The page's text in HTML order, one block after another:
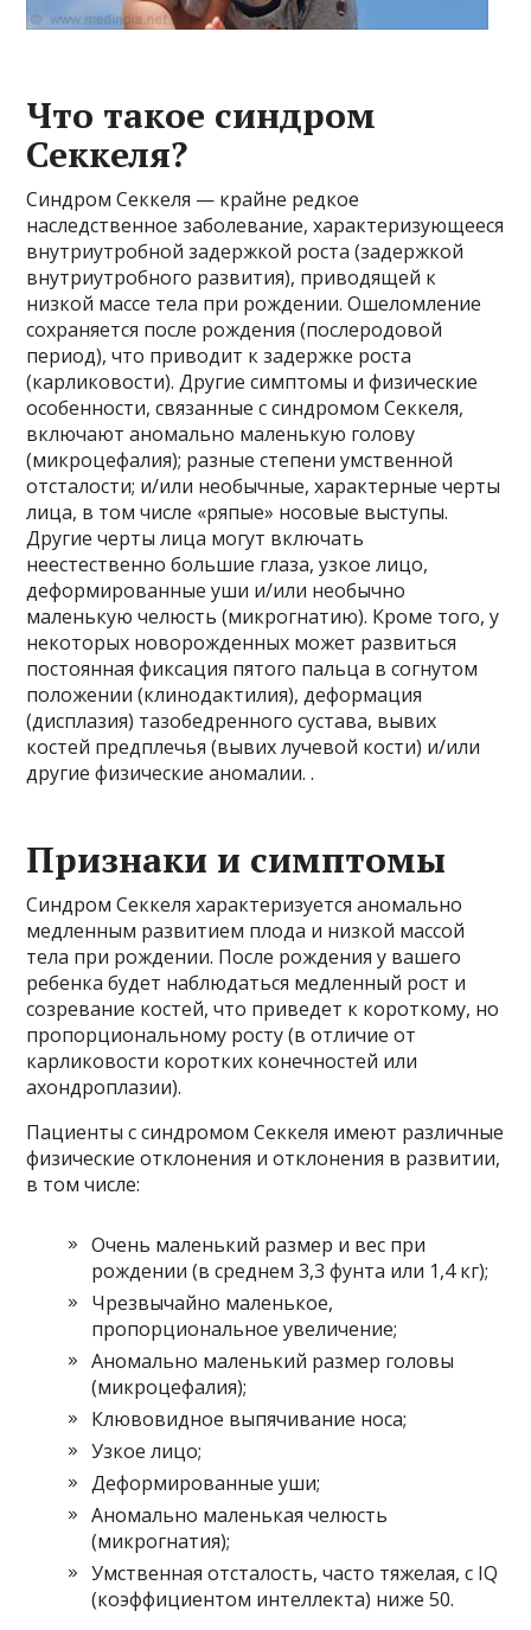
Что такое синдром
Секкеля?
Синдром Секкеля — крайне редкое
наследственное заболевание, характеризующееся
внутриутробной задержкой роста (задержкой
внутриутробного развития), приводящей к
низкой массе тела при рождении. Ошеломление
сохраняется после рождения (послеродовой
период), что приводит к задержке роста
(карликовости). Другие симптомы и физические
особенности, связанные с синдромом Секкеля,
включают аномально маленькую голову
(микроцефалия); разные степени умственной
отсталости; и/или необычные, характерные черты
лица, в том числе «ряпые» носовые выступы.
Другие черты лица могут включать
неестественно большие глаза, узкое лицо,
деформированные уши и/или необычно
маленькую челюсть (микрогнатию). Кроме того, у
некоторых новорожденных может развиться
постоянная фиксация пятого пальца в согнутом
положении (клинодактилия), деформация
(дисплазия) тазобедренного сустава, вывих
костей предплечья (вывих лучевой кости) и/или
другие физические аномалии. .
Признаки и симптомы
Синдром Секкеля характеризуется аномально
медленным развитием плода и низкой массой
тела при рождении. После рождения у вашего
ребенка будет наблюдаться медленный рост и
созревание костей, что приведет к короткому, но
пропорциональному росту (в отличие от
карликовости коротких конечностей или
ахондроплазии).
Пациенты с синдромом Секкеля имеют различные
физические отклонения и отклонения в развитии,
в том числе:
Очень маленький размер и вес при
рождении (в среднем 3,3 фунта или 1,4 кг);
Чрезвычайно маленькое,
пропорциональное увеличение;
Аномально маленький размер головы
(микроцефалия);
Клювовидное выпячивание носа;
Узкое лицо;
Деформированные уши;
Аномально маленькая челюсть
(микрогнатия);
Умственная отсталость, часто тяжелая, с IQ
(коэффициентом интеллекта) ниже 50.